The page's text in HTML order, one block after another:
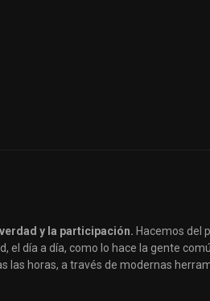
y la participación. Hacemos del
el día a día, como lo hace la gente
las horas, a través de modernas